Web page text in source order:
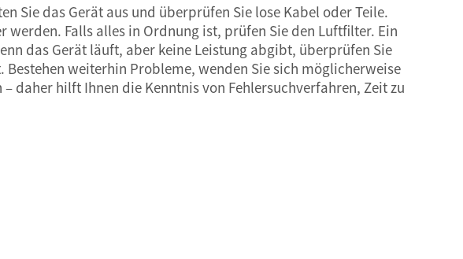
Sie das Gerät aus und überprüfen Sie lose Kabel oder Teile.
Falls alles in Ordnung ist, prüfen Sie den Luftfilter. Ein
das Gerät läuft, aber keine Leistung abgibt, überprüfen Sie
Bestehen weiterhin Probleme, wenden Sie sich möglicherweise
daher hilft Ihnen die Kenntnis von Fehlersuchverfahren, Zeit zu